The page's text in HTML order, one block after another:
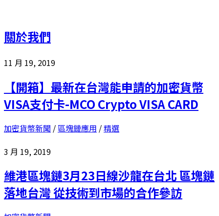
關於我們
11 月 19, 2019
【開箱】最新在台灣能申請的加密貨幣
VISA支付卡-MCO Crypto VISA CARD
加密貨幣新聞 / 區塊鏈應用 /精選
3 月 19, 2019
維港區塊鏈3月23日線沙龍在台北 區塊鏈
落地台灣 從技術到市場的合作參訪